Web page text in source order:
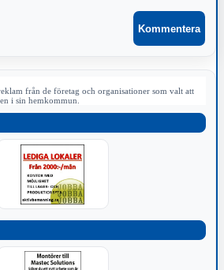
från de företag och organisationer som valt att
i sin hemkommun.